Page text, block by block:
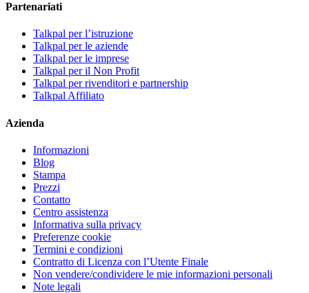
Partenariati
Talkpal per l’istruzione
Talkpal per le aziende
Talkpal per le imprese
Talkpal per il Non Profit
Talkpal per rivenditori e partnership
Talkpal Affiliato
Azienda
Informazioni
Blog
Stampa
Prezzi
Contatto
Centro assistenza
Informativa sulla privacy
Preferenze cookie
Termini e condizioni
Contratto di Licenza con l’Utente Finale
Non vendere/condividere le mie informazioni personali
Note legali